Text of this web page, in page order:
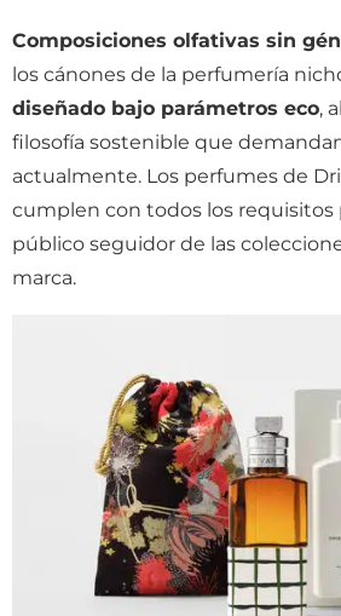
Composiciones olfativas sin
los cánones de la perfumería
diseñado bajo parámetros eco,
filosofía sostenible que
actualmente. Los perfumes de
cumplen con todos los requisitos
público seguidor de las
marca.